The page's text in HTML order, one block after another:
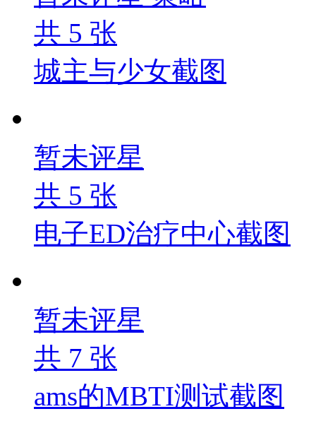
共 5 张
城主与少女截图
暂未评星
共 5 张
电子ED治疗中心截图
暂未评星
共 7 张
ams的MBTI测试截图